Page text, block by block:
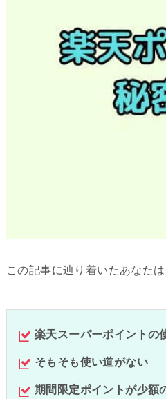
この記事に辿り着いたあなたは
楽天スーパーポイントの
そもそも使い道がない
期間限定ポイントが少額